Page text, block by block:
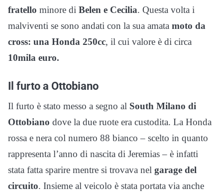
fratello minore di Belen e Cecilia. Questa volta i
malviventi se sono andati con la sua amata moto da
cross: una Honda 250cc, il cui valore è di circa
10mila euro.
Il furto a Ottobiano
Il furto è stato messo a segno al South Milano di
Ottobiano dove la due ruote era custodita. La Honda
rossa e nera col numero 88 bianco – scelto in quanto
rappresenta l’anno di nascita di Jeremias – è infatti
stata fatta sparire mentre si trovava nel garage del
circuito. Insieme al veicolo è stata portata via anche